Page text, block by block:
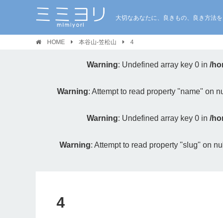
大切なあなたに、良きもの、良き方法を
HOME 本谷山-笠松山 4
Warning: Undefined array key 0 in /
Warning: Attempt to read property "name" on
Warning: Undefined array key 0 in /
Warning: Attempt to read property "slug" on
4